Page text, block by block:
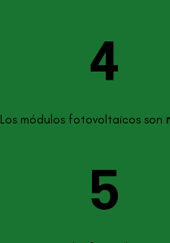
4
Los módulos fotovoltaicos son
5